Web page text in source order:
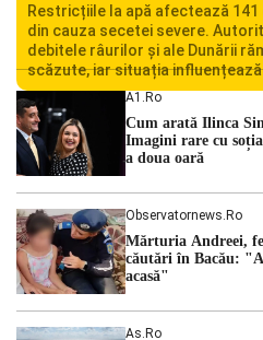
Restricțiile la apă afectează
din cauza secetei severe.
debitele râurilor și ale Dunării
scăzute, iar situația
Centralei Nucleare de la
cu una dintre cele mai dificile
hidrologic din ultimii ani. Lipsa […]
A1.ro
Cum arată Ilinca
Imagini rare cu
a doua oară
Observatornews.ro
Mărturia Andreei,
căutări în Bacău:
acasă"
As.ro